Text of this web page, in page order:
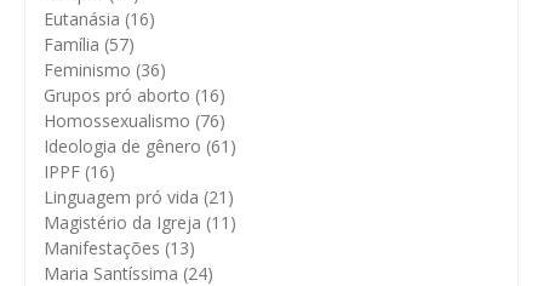
Eutanásia (16)
Família (57)
Feminismo (36)
Grupos pró aborto (16)
Homossexualismo (76)
Ideologia de gênero (61)
IPPF (16)
Linguagem pró vida (21)
Magistério da Igreja (11)
Manifestações (13)
Maria Santíssima (24)